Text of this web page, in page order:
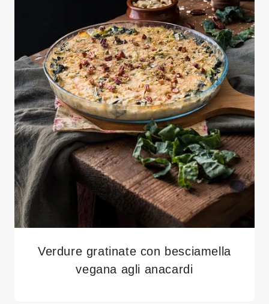
Verdure gratinate con besciamella
vegana agli anacardi